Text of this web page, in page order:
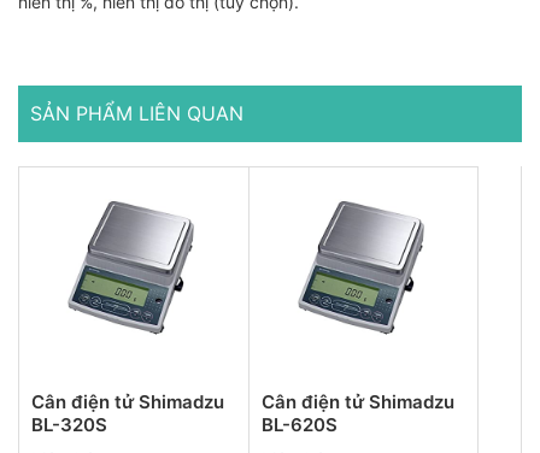
SẢN PHẨM LIÊN QUAN
Cân điện tử Shimadzu
BL-320S
Cân điện tử Shimadzu
BL-620S